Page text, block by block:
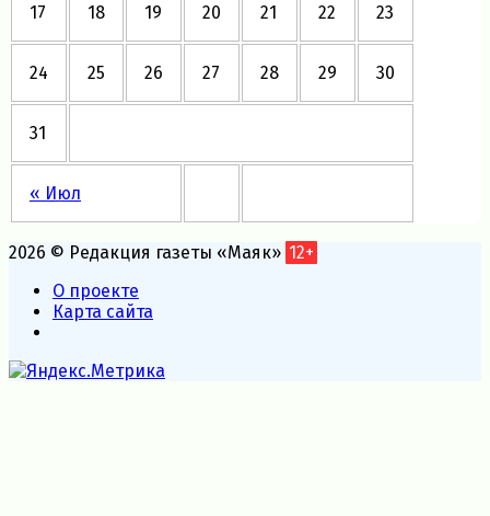
« Июл
17 18 19 20 21 22 23
24 25 26 27 28 29 30
31
2026 © Редакция газеты «Маяк» 12+
О проекте
Карта сайта